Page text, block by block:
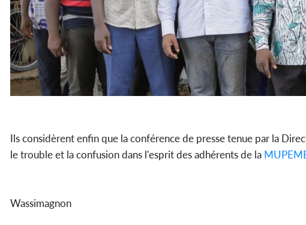
Ils considèrent enfin que la conférence de presse tenue par la
le trouble et la confusion dans l'esprit des adhérents de la
Wassimagnon